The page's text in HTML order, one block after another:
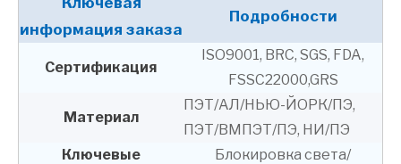
информация заказа
Подробности
Сертификация
ISO9001, BRC, SGS, FDA,
FSSC22000,GRS
Материал
ПЭТ/АЛ/НЬЮ-ЙОРК/ПЭ,
ПЭТ/ВМПЭТ/ПЭ, НИ/ПЭ
Ключевые
Блокировка света/